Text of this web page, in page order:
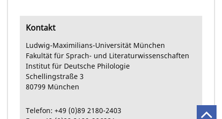
Kontakt
Ludwig-Maximilians-Universität München
Fakultät für Sprach- und Literaturwissenschaften
Institut für Deutsche Philologie
Schellingstraße 3
80799 München
Telefon: +49 (0)89 2180-2403